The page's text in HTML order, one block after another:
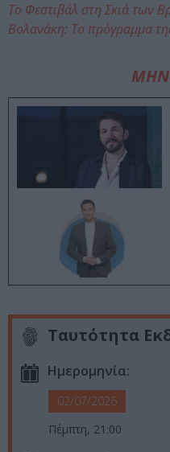
Το Φεστιβάλ στη Σκιά των
Βολανάκη: Το πρόγραμμα
ΜΗΝ
Ταυτότητα
Ημερομηνία:
02/07/2026
Πέμπτη, 21:00